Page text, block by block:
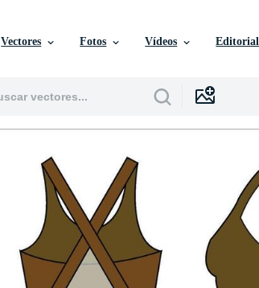
Vectores Fotos Vídeos Editorial